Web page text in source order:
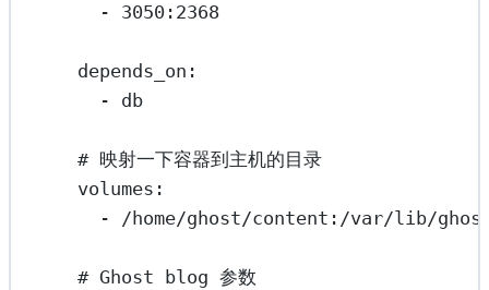
- 3050:2368
depends_on :
- db
# 映射一下容器到主机的目录
volumes :
- /home/ghost/content:/var/lib/
# Ghost blog 参数